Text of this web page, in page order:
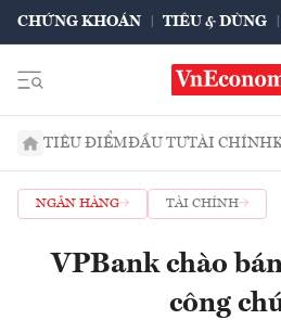
CHỨNG KHOÁN TIÊU & DÙNG
TIÊU ĐIỂMĐẦU TƯTÀI CHÍNH
NGÂN HÀNG TÀI CHÍNH
VPBank chào
công